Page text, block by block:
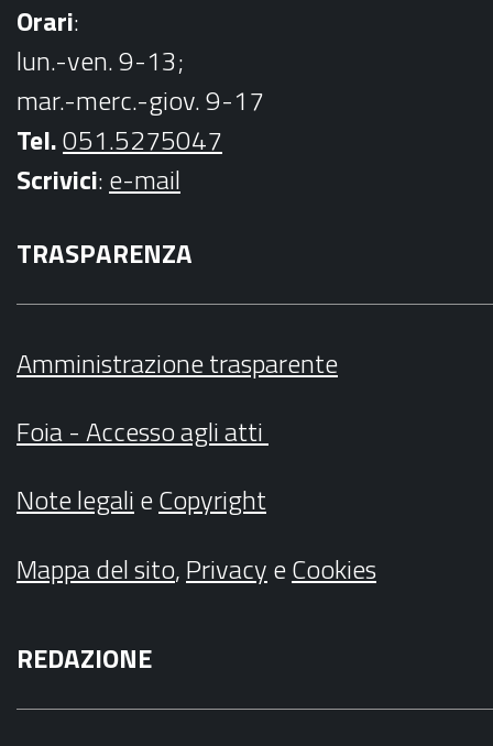
Orari:
lun.-ven. 9-13;
mar.-merc.-giov. 9-17
Tel.051.5275047
Scrivici:e-mail
TRASPARENZA
Amministrazione trasparente
Foia - Accesso agli atti
Note legalieCopyright
Mappa del sito,PrivacyeCookies
REDAZIONE